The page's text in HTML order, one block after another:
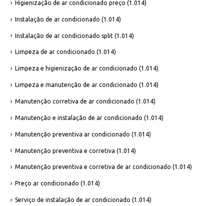
Higienização de ar condicionado preço (1.014)
Instalação de ar condicionado (1.014)
Instalação de ar condicionado split (1.014)
Limpeza de ar condicionado (1.014)
Limpeza e higienização de ar condicionado (1.014)
Limpeza e manutenção de ar condicionado (1.014)
Manutenção corretiva de ar condicionado (1.014)
Manutenção e instalação de ar condicionado (1.014)
Manutenção preventiva ar condicionado (1.014)
Manutenção preventiva e corretiva (1.014)
Manutenção preventiva e corretiva de ar condicionado (1.014)
Preço ar condicionado (1.014)
Serviço de instalação de ar condicionado (1.014)